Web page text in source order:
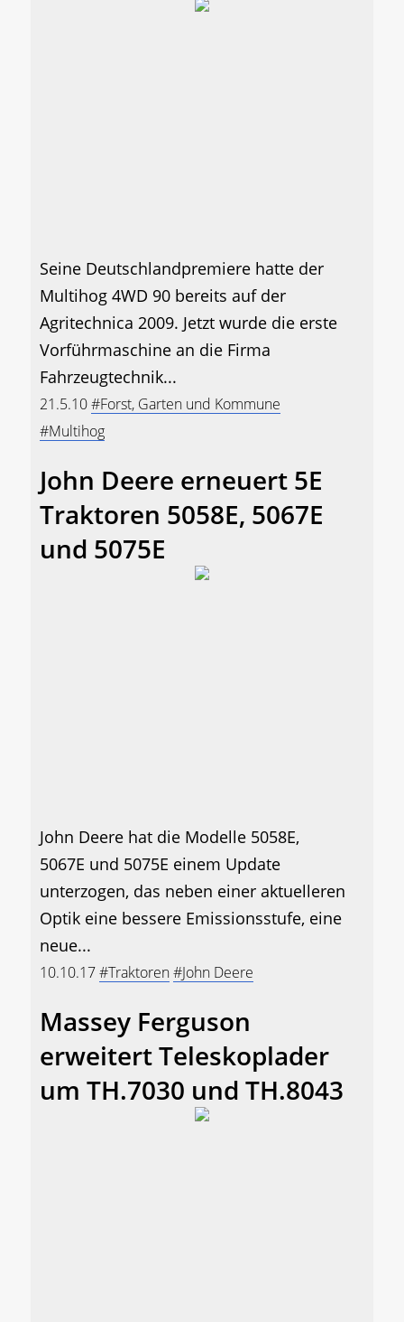
Seine Deutschlandpremiere hatte der
Multihog 4WD 90 bereits auf der
Agritechnica 2009. Jetzt wurde die erste
Vorführmaschine an die Firma
Fahrzeugtechnik...
21.5.10#Forst, Garten und Kommune
#Multihog
John Deere erneuert 5E
Traktoren 5058E, 5067E
und 5075E
John Deere hat die Modelle 5058E,
5067E und 5075E einem Update
unterzogen, das neben einer aktuelleren
Optik eine bessere Emissionsstufe, eine
neue...
10.10.17#Traktoren#John Deere
Massey Ferguson
erweitert Teleskoplader
um TH.7030 und TH.8043